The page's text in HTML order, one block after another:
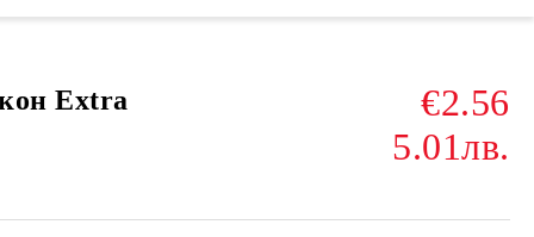
Extra
€2.56
5.01лв.